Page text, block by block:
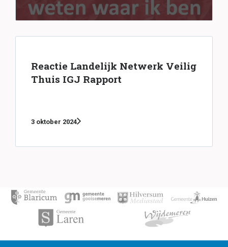
Reactie Landelijk Netwerk Veilig
Thuis IGJ Rapport
3 oktober 2024